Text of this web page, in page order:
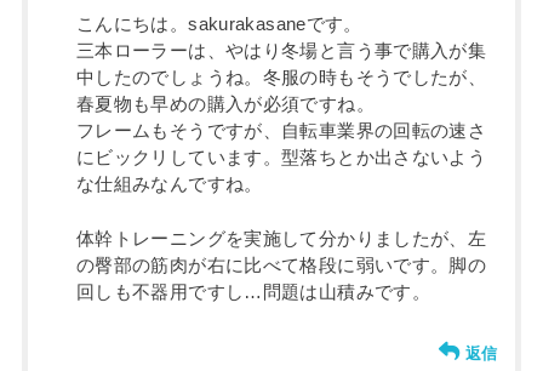
こんにちは。sakurakasaneです。
三本ローラーは、やはり冬場と言う事で購入が集
中したのでしょうね。冬服の時もそうでしたが、
春夏物も早めの購入が必須ですね。
フレームもそうですが、自転車業界の回転の速さ
にビックリしています。型落ちとか出さないよう
な仕組みなんですね。
体幹トレーニングを実施して分かりましたが、左
の臀部の筋肉が右に比べて格段に弱いです。脚の
回しも不器用ですし…問題は山積みです。
返信